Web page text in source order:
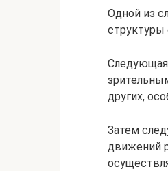
Одной из
структуры
других,
Затем
движений